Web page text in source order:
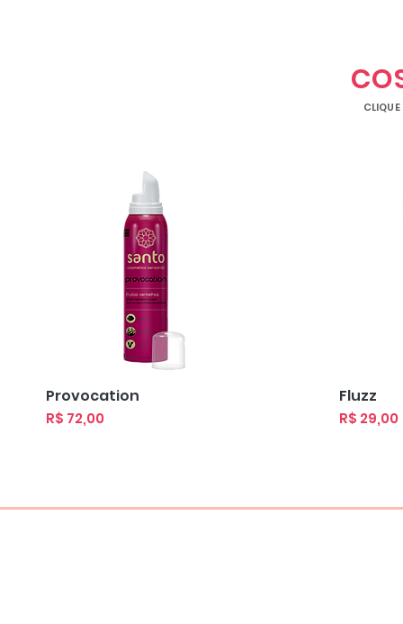
Visualização rápida
Provocation
Preço
R$ 72,00
Fluzz
Preço
R$ 29,00